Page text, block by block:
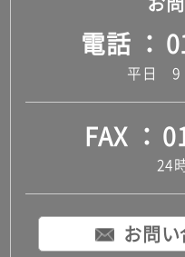
電話
平日 9
FAX
24
お問